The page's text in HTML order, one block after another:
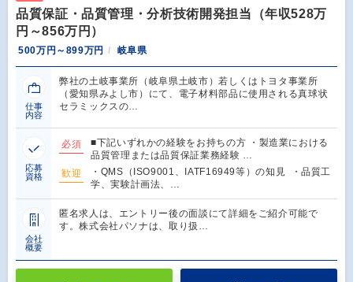
品質保証・品質管理・分析技術開発担当（年収528万
円～856万円）
500万円～899万円 岐阜県
仕事
内容
弊社の土岐事業所（岐阜県土岐市）若しくはトヨタ事業所
（愛知県みよし市）にて、電子材料部品に使用される真球状
セラミックスの…
応募
資格
必須
■下記いずれかの経験をお持ちの方 ・製造業における
品質管理または品質保証業務経験 …
歓迎
・QMS（ISO9001、IATF16949等）の知見 ・品質工
学、実験計画法、…
会社
概要
匿名求人は、エントリー後の面談にて詳細をご紹介可能で
す。株式会社パソナは、取り扱…